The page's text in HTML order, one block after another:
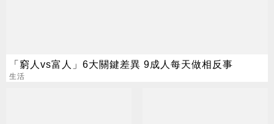
「窮人vs富人」6大關鍵差異 9成人每天做相反事
生活